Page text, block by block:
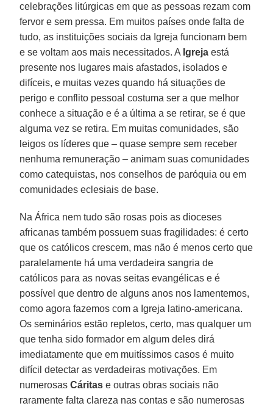
celebrações litúrgicas em que as pessoas rezam com
fervor e sem pressa. Em muitos países onde falta de
tudo, as instituições sociais da Igreja funcionam bem
e se voltam aos mais necessitados. A Igreja está
presente nos lugares mais afastados, isolados e
difíceis, e muitas vezes quando há situações de
perigo e conflito pessoal costuma ser a que melhor
conhece a situação e é a última a se retirar, se é que
alguma vez se retira. Em muitas comunidades, são
leigos os líderes que – quase sempre sem receber
nenhuma remuneração – animam suas comunidades
como catequistas, nos conselhos de paróquia ou em
comunidades eclesiais de base.
Na África nem tudo são rosas pois as dioceses
africanas também possuem suas fragilidades: é certo
que os católicos crescem, mas não é menos certo que
paralelamente há uma verdadeira sangria de
católicos para as novas seitas evangélicas e é
possível que dentro de alguns anos nos lamentemos,
como agora fazemos com a Igreja latino-americana.
Os seminários estão repletos, certo, mas qualquer um
que tenha sido formador em algum deles dirá
imediatamente que em muitíssimos casos é muito
difícil detectar as verdadeiras motivações. Em
numerosasCáritas e outras obras sociais não
raramente falta clareza nas contas e são numerosas